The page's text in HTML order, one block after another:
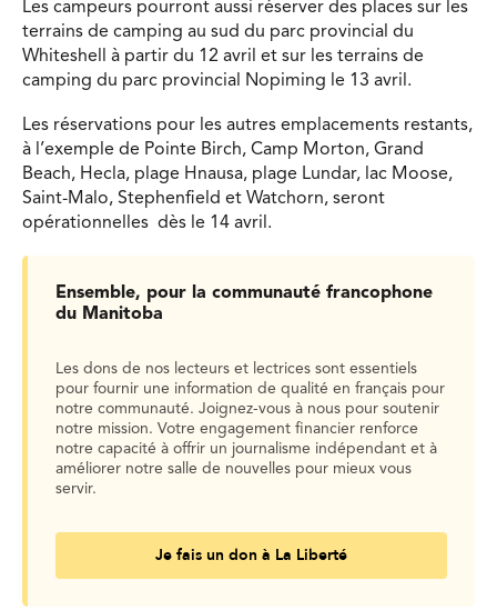
Les campeurs pourront aussi réserver des places sur les
terrains de camping au sud du parc provincial du
Whiteshell à partir du 12 avril et sur les terrains de
camping du parc provincial Nopiming le 13 avril.
Les réservations pour les autres emplacements restants,
à l’exemple de Pointe Birch, Camp Morton, Grand
Beach, Hecla, plage Hnausa, plage Lundar, lac Moose,
Saint-Malo, Stephenfield et Watchorn, seront
opérationnelles dès le 14 avril.
Ensemble, pour la communauté francophone
du Manitoba
Les dons de nos lecteurs et lectrices sont essentiels
pour fournir une information de qualité en français pour
notre communauté. Joignez-vous à nous pour soutenir
notre mission. Votre engagement financier renforce
notre capacité à offrir un journalisme indépendant et à
améliorer notre salle de nouvelles pour mieux vous
servir.
Je fais un don à La Liberté